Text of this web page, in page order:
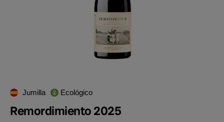
Jumilla Ecológico
Remordimiento 2025